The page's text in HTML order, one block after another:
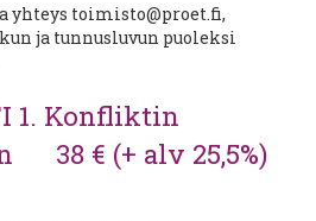
yhteys toimisto@proet.fi,
ja tunnusluvun puoleksi
1. Konfliktin
38 € (+ alv 25,5%)